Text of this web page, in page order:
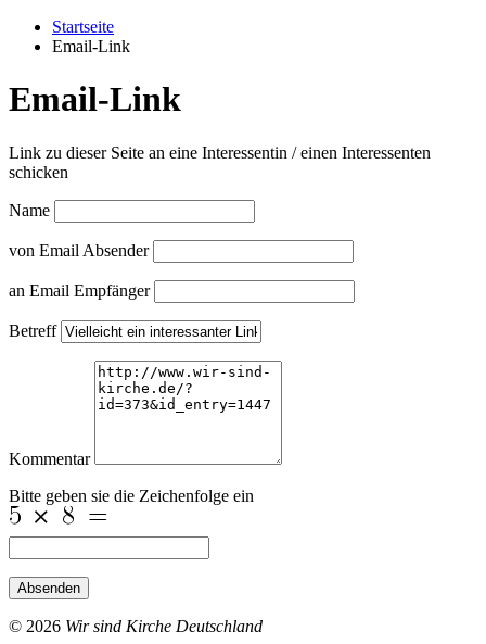
Startseite
Email-Link
Email-Link
Link zu dieser Seite an eine Interessentin / einen Interessenten
schicken
Name
von Email Absender
an Email Empfänger
Betreff
Kommentar
Bitte geben sie die Zeichenfolge ein
Absenden
© 2026 Wir sind Kirche Deutschland